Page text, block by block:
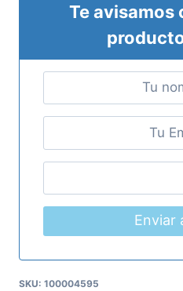
Te avisamos
Enviar
SKU: 100004595